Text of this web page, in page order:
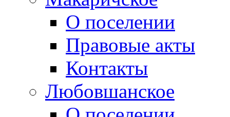
О поселении
Правовые акты
Контакты
Любовшанское